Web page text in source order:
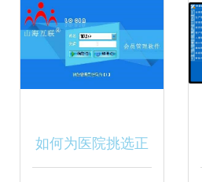
如何为医院挑选正